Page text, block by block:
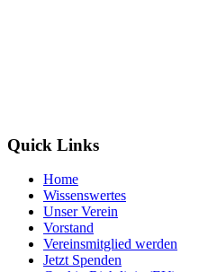
Quick Links
Home
Wissenswertes
Unser Verein
Vorstand
Vereinsmitglied werden
Jetzt Spenden